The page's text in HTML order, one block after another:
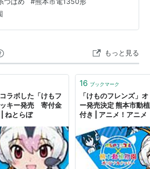
こうまずい損傷ではないかと思うので
両の話が聞こえてこないのですよね そ
はそれなりに綺麗な状態は保たれてい
一旦改札を出て、豊肥本線に乗り換え
幹…
もっと見る
ラボした「けもフ
キー発売 寄付金
ねとらぼ
16 ブックマーク
「けものフレンズ」
ー発売決定 熊本市動
付き | アニメ！アニメ